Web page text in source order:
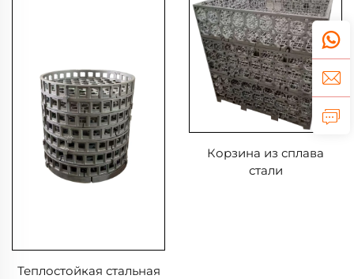
Теплостойкая стальная
Корзина из сплава
стали